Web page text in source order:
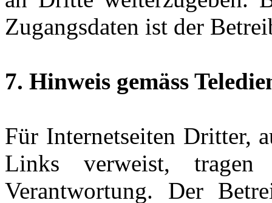
Zugangsdaten ist der
7. Hinweis gemäss
Für Internetseiten Dritter,
Links verweist,
Verantwortung. Der